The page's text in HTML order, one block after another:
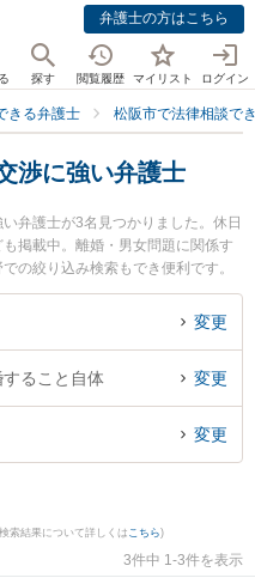
弁護士の方はこちら
探す 閲覧履歴 マイリスト ログイン
きる弁護士 松阪市で法律相談で
渉に強い弁護士
弁護士が3名見つかりました。休日
掲載中。離婚・男女問題に関係す
の絞り込み検索もでき便利です。
本法律事務所の山本 哲也弁護士、
ィール情報や弁護士費用、強みな
』『初回相談無料で離婚回避・合
相談予約したい』などでお困りの
変更
ること自体 変更
変更
索結果について詳しくは こちら)
3件中 1-3件を表示